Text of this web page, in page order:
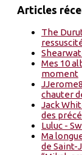
Articles
The
Mes 10
moment
chauter
Jack
des
Luluc -
Ma
de Saint-